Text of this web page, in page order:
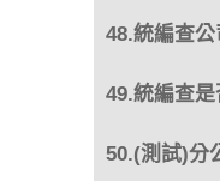
48.統編查
49.統編查
50.(測試)分